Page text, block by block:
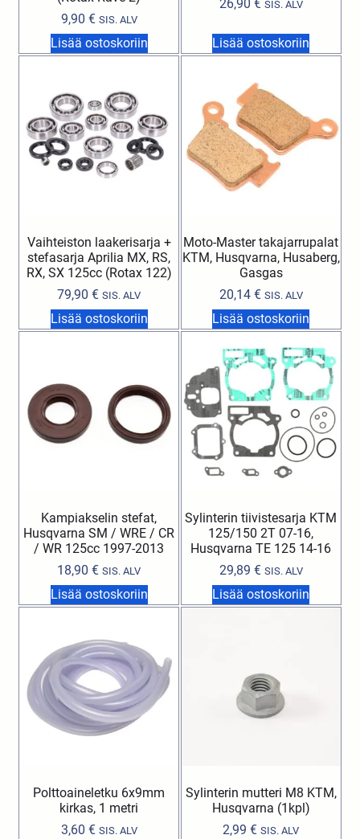
9,90 € SIS. ALV
Lisää ostoskoriin
26,90 € SIS. ALV
Lisää ostoskoriin
Vaihteiston laakerisarja +
stefasarja Aprilia MX, RS,
RX, SX 125cc (Rotax 122)
79,90€ SIS. ALV
Lisää ostoskoriin
Moto-Master takajarrupalat
KTM, Husqvarna, Husaberg,
Gasgas
20,14 € SIS. ALV
Lisää ostoskoriin
Kampiakselin stefat,
Husqvarna SM / WRE / CR
/ WR 125cc 1997-2013
18,90€ SIS. ALV
Lisää ostoskoriin
Sylinterin tiivistesarja KTM
125/150 2T 07-16,
Husqvarna TE 125 14-16
29,89 € SIS. ALV
Lisää ostoskoriin
Polttoaineletku 6x9mm
kirkas, 1 metri
3,60 € SIS. ALV
Sylinterin mutteri M8 KTM,
Husqvarna (1kpl)
2,99€ SIS. ALV